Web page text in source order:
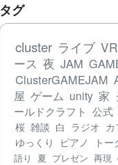
タグ
cluster ライブ VR
ース 夜 JAM
ClusterGAMEJAM
屋 ゲーム unity 家
ールドクラフト 公式
桜 雑談 白 ラジオ カ
ゆっくり
ピアノ トー
語り
夏 プレゼン 再現